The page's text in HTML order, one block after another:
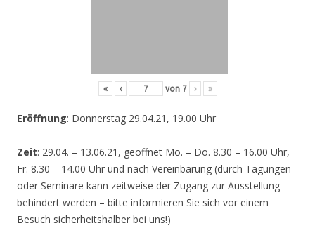
« ‹ von 7 › »
Eröffnung: Donnerstag 29.04.21, 19.00 Uhr
Zeit: 29.04. – 13.06.21, geöffnet Mo. – Do. 8.30 – 16.00 Uhr,
Fr. 8.30 – 14.00 Uhr und nach Vereinbarung (durch Tagungen
oder Seminare kann zeitweise der Zugang zur Ausstellung
behindert werden – bitte informieren Sie sich vor einem
Besuch sicherheitshalber bei uns!)